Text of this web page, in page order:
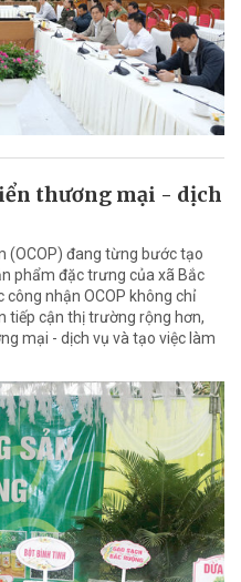
thương mại - dịch
(OCOP) đang từng bước tạo
phẩm đặc trưng của xã Bắc
công nhận OCOP không chỉ
tiếp cận thị trường rộng hơn,
mại - dịch vụ và tạo việc làm